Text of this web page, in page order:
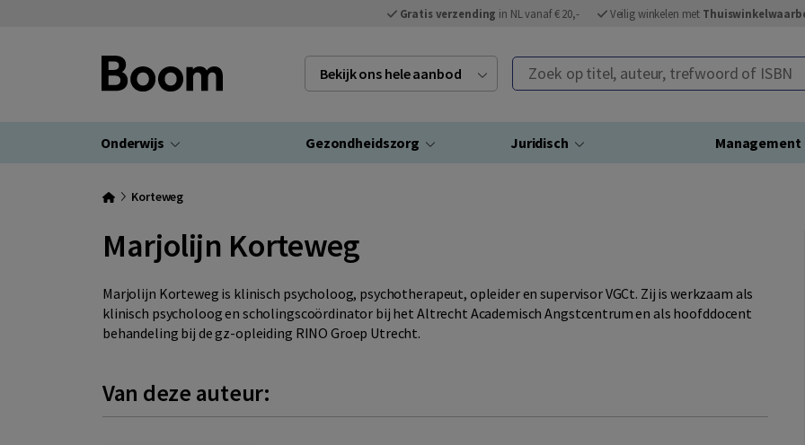
Gratis verzending in NL vanaf € 20,- Veilig winkelen met
Bekijk ons hele aanbod Zoek op titel, auteur, trefwoord of ISBN
Onderwijs Gezondheidszorg Juridisch Management
Korteweg
Marjolijn Korteweg
Marjolijn Korteweg is klinisch psycholoog, psychotherapeut, opleider en supervisor VGCt. Zij is werkzaam als
klinisch psycholoog en scholingscoördinator bij het Altrecht Academisch Angstcentrum en als hoofddocent
behandeling bij de gz-opleiding RINO Groep Utrecht.
Van deze auteur: